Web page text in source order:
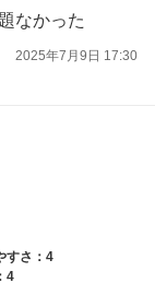
なかった
2025年7月9日 17:30
すさ：4
4